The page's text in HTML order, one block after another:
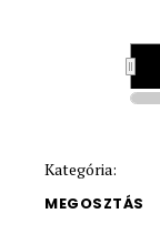
Kategória:
MEGOSZTÁS